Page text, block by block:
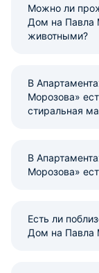
Можно ли
Дом на Павла
животными?
В
Морозова»
стиральная
В
Морозова»
Есть ли
Дом на Павла